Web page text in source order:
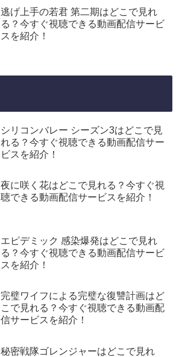
逃げ上手の若君 第二期はどこで見れ
る？今すぐ視聴できる動画配信サービ
スを紹介！
シリコンバレー シーズン3はどこで見
れる？今すぐ視聴できる動画配信サー
ビスを紹介！
夜に咲く花はどこで見れる？今すぐ視
聴できる動画配信サービスを紹介！
エピデミック 感染爆発はどこで見れ
る？今すぐ視聴できる動画配信サービ
スを紹介！
完璧ワイフによる完璧な復讐計画はど
こで見れる？今すぐ視聴できる動画配
信サービスを紹介！
秘密戦隊ゴレンジャーはどこで見れ